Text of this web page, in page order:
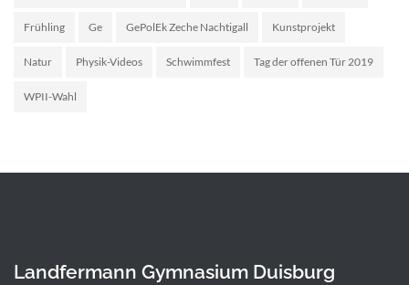
Frühling Ge GePolEk Zeche Nachtigall Kunstprojekt
Natur Physik-Videos Schwimmfest Tag der offenen Tür 2019
WPII-Wahl
Landfermann Gymnasium Duisburg